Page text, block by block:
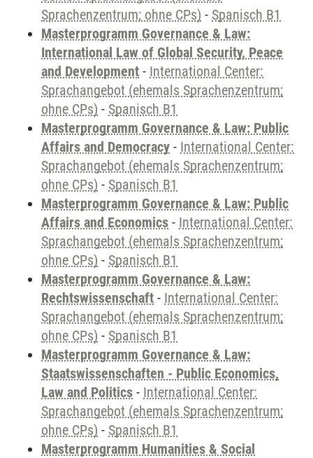
Sprachenzentrum; ohne CPs) - Spanisch B1
Masterprogramm Governance & Law:
International Law of Global Security, Peace
and Development - International Center:
Sprachangebot (ehemals Sprachenzentrum;
ohne CPs) - Spanisch B1
Masterprogramm Governance & Law: Public
Affairs and Democracy - International Center:
Sprachangebot (ehemals Sprachenzentrum;
ohne CPs) - Spanisch B1
Masterprogramm Governance & Law: Public
Affairs and Economics - International Center:
Sprachangebot (ehemals Sprachenzentrum;
ohne CPs) - Spanisch B1
Masterprogramm Governance & Law:
Rechtswissenschaft - International Center:
Sprachangebot (ehemals Sprachenzentrum;
ohne CPs) - Spanisch B1
Masterprogramm Governance & Law:
Staatswissenschaften - Public Economics,
Law and Politics - International Center:
Sprachangebot (ehemals Sprachenzentrum;
ohne CPs) - Spanisch B1
Masterprogramm Humanities & Social